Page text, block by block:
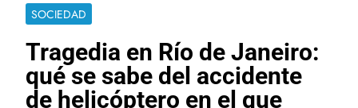
SOCIEDAD
Tragedia en Río de Janeiro:
qué se sabe del accidente
de helicóptero en el que